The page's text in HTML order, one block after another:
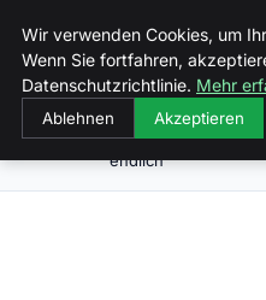
Malzminden
Der ultimative
endlich
Wir verwenden Cookies, um
Wenn Sie fortfahren,
Datenschutzrichtlinie. Mehr
Ablehnen Akzeptieren